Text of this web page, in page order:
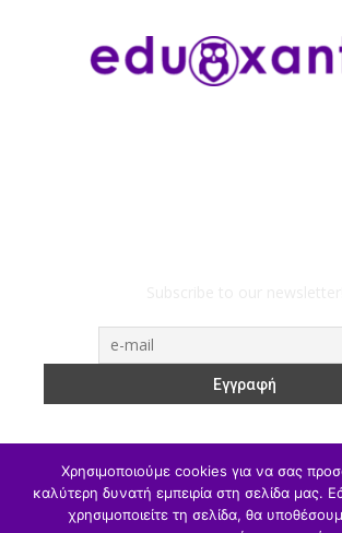
ΥΠΑΙΘΑ Υπηρεσιακά Α/θμια Β/θμια
Χρησιμοποιούμε cookies για να σας
καλύτερη δυνατή εμπειρία στη σελίδα μας.
χρησιμοποιείτε τη σελίδα, θα